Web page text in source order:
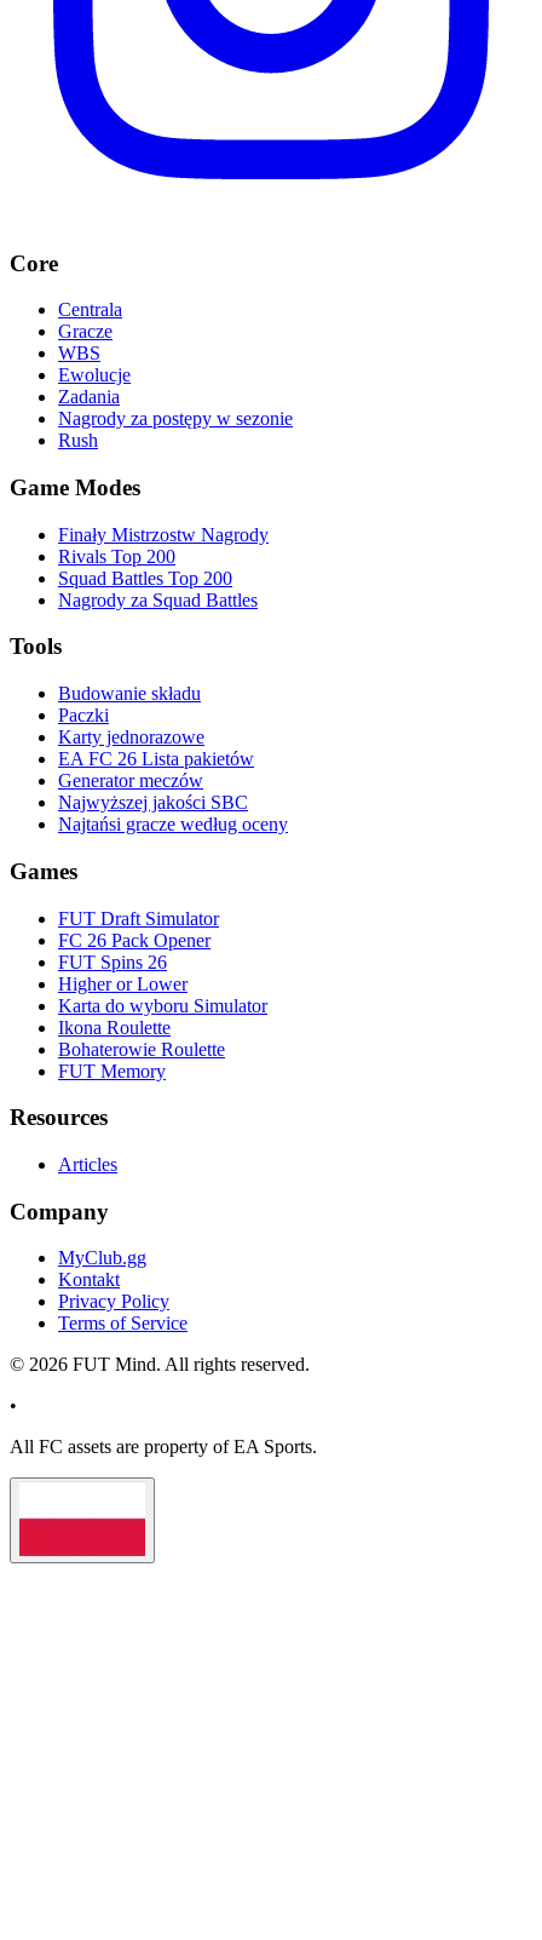
Core
Centrala
Gracze
WBS
Ewolucje
Zadania
Nagrody za postępy w sezonie
Rush
Game Modes
Finały Mistrzostw Nagrody
Rivals Top 200
Squad Battles Top 200
Nagrody za Squad Battles
Tools
Budowanie składu
Paczki
Karty jednorazowe
EA FC 26 Lista pakietów
Generator meczów
Najwyższej jakości SBC
Najtańsi gracze według oceny
Games
FUT Draft Simulator
FC 26 Pack Opener
FUT Spins 26
Higher or Lower
Karta do wyboru Simulator
Ikona Roulette
Bohaterowie Roulette
FUT Memory
Resources
Articles
Company
MyClub.gg
Kontakt
Privacy Policy
Terms of Service
© 2026 FUT Mind. All rights reserved.
•
All FC assets are property of EA Sports.